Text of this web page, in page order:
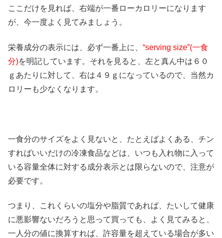
ここだけを見れば、右端が一番ローカロリーになります
が、今一度よく見てみましょう。
栄養成分の表示には、必ず一番上に、 “serving size”(一食
分)を明記しています。それを見ると、左と真ん中は６０
ｇあたりに対して、右は４９ｇになっているので、当然カ
ロリーも少なくなります。
一食分のサイズをよく見ないと、たとえばよくある、チン
すればいいだけの冷凍食品などは、いつも入れ物に入って
いる容量全体に対する成分表示とは限らないので、注意が
必要です。
つまり、これくらいの塩分や脂質であれば、たいして健康
に悪影響ないだろうと思って買っても、よく見てみると、
一人分の値に換算すれば、許容量を超えている場合が多い